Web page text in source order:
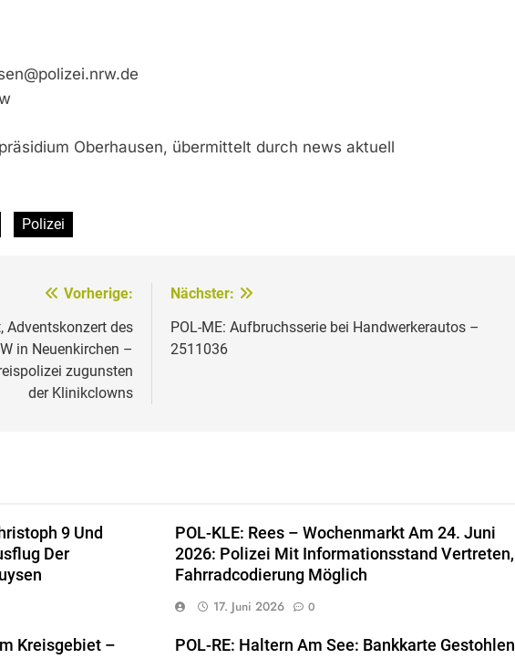
Oberhausen, übermittelt durch news aktuell
Polizei
Vorherige:
Adventskonzert des
in Neuenkirchen –
zugunsten
der Klinikclowns
Nächster:
POL-ME: Aufbruchsserie bei Handwerkerautos –
2511036
9 Und
Der
POL-KLE: Rees – Wochenmarkt Am 24. Juni
2026: Polizei Mit Informationsstand Vertreten,
Fahrradcodierung Möglich
17. Juni 2026 0
Kreisgebiet –
POL-RE: Haltern Am See: Bankkarte Gestohlen